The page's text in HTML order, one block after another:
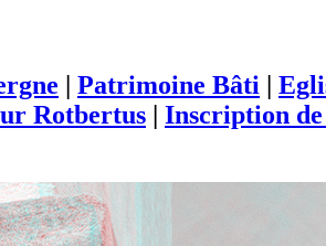
| Patrimoine Bâti |
Rotbertus | Inscription